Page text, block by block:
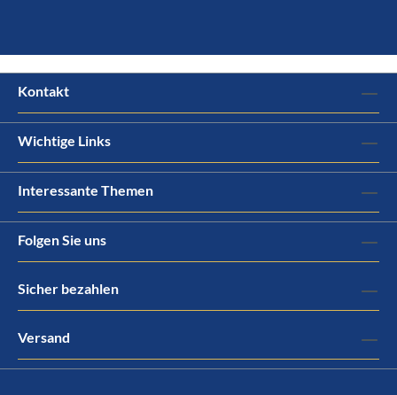
Kontakt
Wichtige Links
Interessante Themen
Folgen Sie uns
Sicher bezahlen
Versand